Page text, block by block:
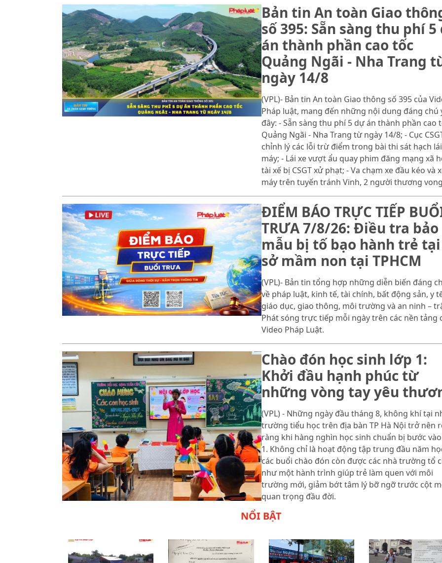
Bản tin An toàn Giao
số 395: Sẵn sàng thu phí
án thành phần cao tốc
Quảng Ngãi - Nha Trang
ngày 14/8
(VPL)- Bản tin An toàn Giao thông số 395 của
Pháp luật, mang đến những nội dung đáng chú
đây: - Sẵn sàng thu phí 5 dự án thành phần cao
Quảng Ngãi - Nha Trang từ ngày 14/8; - Cục
chỉnh lý các lỗi trừ điểm trong bài thi sát hạch
máy; - Lái xe vượt ẩu quay phim đăng mạng xã
tài xế bị CSGT xử phạt; - Va chạm xe đầu kéo và
máy trên tuyến tránh Vinh, 2 người thương
ĐIỂM BÁO TRỰC TIẾP
TRƯA 7/8/26: Điều tra bảo
mẫu bị tố bạo hành trẻ
sở mầm non tại TPHCM
(VPL)- Bản tin tổng hợp những diễn biến đáng
về pháp luật, kinh tế, tài chính, bất động sản, y
giáo dục, giao thông, môi trường và an ninh –
Phát sóng trực tiếp mỗi ngày trên các nền tảng
Video Pháp Luật.
Chào đón học sinh lớp 1:
Khởi đầu hạnh phúc từ
những vòng tay yêu
(VPL) - Những ngày đầu tháng 8, không khí tại
trường tiểu học trên địa bàn TP Hà Nội trở nên
ràng khi hàng nghìn học sinh chuẩn bị bước
1. Không chỉ là hoạt động tập trung đầu năm
các buổi chào đón còn được các nhà trường tổ
như một hành trình giúp trẻ làm quen với môi
trường mới, giảm bớt tâm lý bỡ ngỡ trước cột
quan trọng đầu đời.
NỔI BẬT